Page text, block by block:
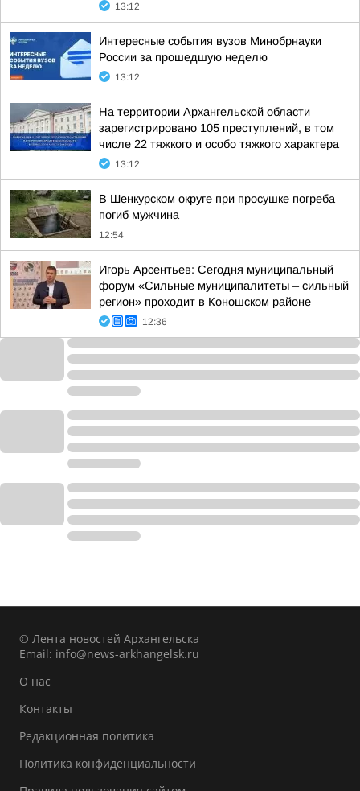
13:12
Интересные события вузов Минобрнауки
России за прошедшую неделю
13:12
На территории Архангельской области
зарегистрировано 105 преступлений, в том
числе 22 тяжкого и особо тяжкого характера
13:12
В Шенкурском округе при просушке погреба
погиб мужчина
12:54
Игорь Арсентьев: Сегодня муниципальный
форум «Сильные муниципалитеты – сильный
регион» проходит в Коношском районе
12:36
© Лента новостей Архангельска
Email: info@news-arkhangelsk.ru
О нас
Контакты
Редакционная политика
Политика конфиденциальности